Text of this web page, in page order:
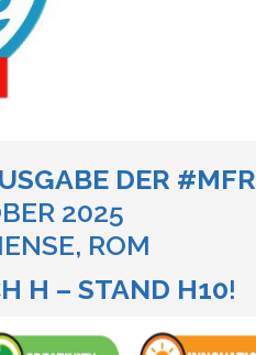
DER #MFR
2025
ROM
H – STAND H10!